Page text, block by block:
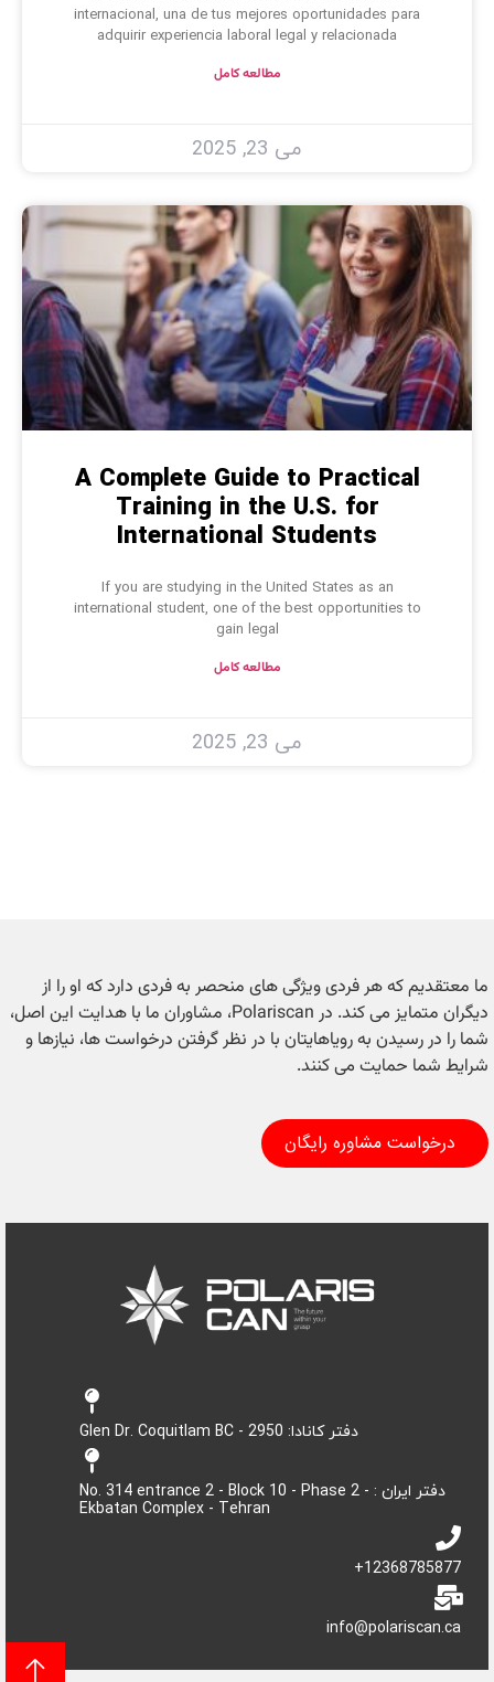
internacional, una de tus mejores oportunidades para
adquirir experiencia laboral legal y relacionada
مطالعه کامل
می 23, 2025
A Complete Guide to Practical
Training in the U.S. for
International Students
If you are studying in the United States as an
international student, one of the best opportunities to
gain legal
مطالعه کامل
می 23, 2025
ما معتقدیم که هر فردی ویژگی های منحصر به فردی دارد که او را از
دیگران متمایز می کند. در Polariscan، مشاوران ما با هدایت این اصل،
شما را در رسیدن به رویاهایتان با در نظر گرفتن درخواست ها، نیازها و
شرایط شما حمایت می کنند.
درخواست مشاوره رایگان
دفتر کانادا: 2950 - Glen Dr. Coquitlam BC
دفتر ایران : No. 314 entrance 2 - Block 10 - Phase 2 -
Ekbatan Complex - Tehran
12368785877+
info@polariscan.ca